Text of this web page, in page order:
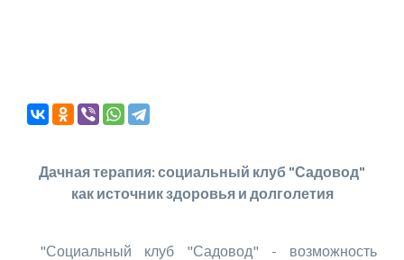
Дачная терапия: социальный клуб "Садовод"
как источник здоровья и долголетия
"Социальный клуб "Садовод" - возможность